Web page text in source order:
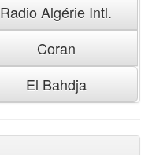
Radio Algérie Intl.
Coran
El Bahdja